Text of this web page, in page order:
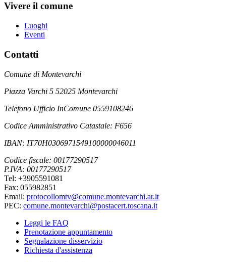
Vivere il comune
Luoghi
Eventi
Contatti
Comune di Montevarchi
Piazza Varchi 5 52025 Montevarchi
Telefono Ufficio InComune 0559108246
Codice Amministrativo Catastale: F656
IBAN: IT70H0306971549100000046011
Codice fiscale: 00177290517
P.IVA: 00177290517
Tel: +3905591081
Fax: 055982851
Email: protocollomtv@comune.montevarchi.ar.it
PEC: comune.montevarchi@postacert.toscana.it
Leggi le FAQ
Prenotazione appuntamento
Segnalazione disservizio
Richiesta d'assistenza